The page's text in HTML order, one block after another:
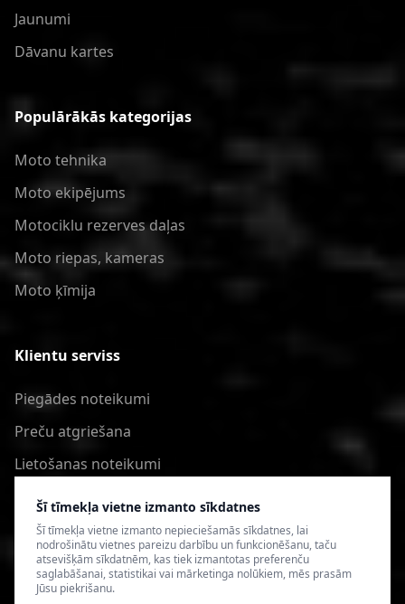
Šī tīmekļa vietne izmanto sīkdatnes
Šī tīmekļa vietne izmanto nepieciešamās sīkdatnes, lai
nodrošinātu vietnes pareizu darbību un funkcionēšanu, taču
atsevišķām sīkdatnēm, kas tiek izmantotas preferenču
saglabāšanai, statistikai vai mārketinga nolūkiem, mēs prasām
Jūsu piekrišanu.
Jaunumi
Dāvanu kartes
Populārākās kategorijas
Moto tehnika
Moto ekipējums
Motociklu rezerves daļas
Moto riepas, kameras
Moto ķīmija
Klientu serviss
Piegādes noteikumi
Preču atgriešana
Lietošanas noteikumi
Privātuma politika